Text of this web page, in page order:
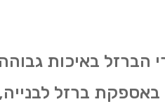
הברזל באיכות גבוהה
באספקת ברזל לבנייה,